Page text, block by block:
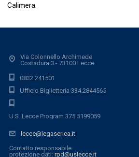
Calimera.
Via Colonnello Archimede
Costadura 3 - 73100 Lecce
0832.241501
Ufficio Biglietteria 334.2844565
U.S. Lecce Program 375.5199059
lecce@legaseriea.it
Contatto responsabile
protezione dati: rpd@uslecce.it